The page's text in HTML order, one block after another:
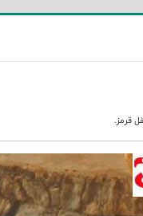
قرمز.